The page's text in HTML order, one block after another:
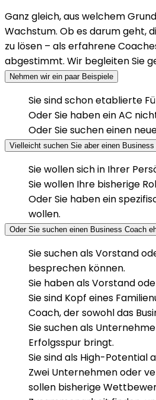
Ganz gleich, aus welchem
Wachstum. Ob es darum geht,
zu lösen – als erfahrene
abgestimmt. Wir begleiten Sie
Nehmen wir ein paar Beispiele
Sie sind schon etablierte
Oder Sie haben ein AC
Oder Sie suchen einen
Vielleicht suchen Sie aber einen
Sie wollen sich in Ihrer
Sie wollen Ihre bisherige
Oder Sie haben ein
wollen.
Oder Sie suchen einen Business Coach
Sie suchen als Vorstand
besprechen können.
Sie haben als Vorstand
Sie sind Kopf eines
Coach, der sowohl das
Sie suchen als
Erfolgsspur bringt.
Sie sind als High-Potential
Zwei Unternehmen oder
sollen bisherige